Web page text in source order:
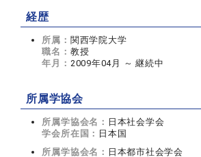
経歴
所属： 関西学院大学
職名： 教授
年月： 2009年04月 ～ 継続中
所属学協会
所属学協会名： 日本社会学会
学会所在国： 日本国
所属学協会名： 日本都市社会学会